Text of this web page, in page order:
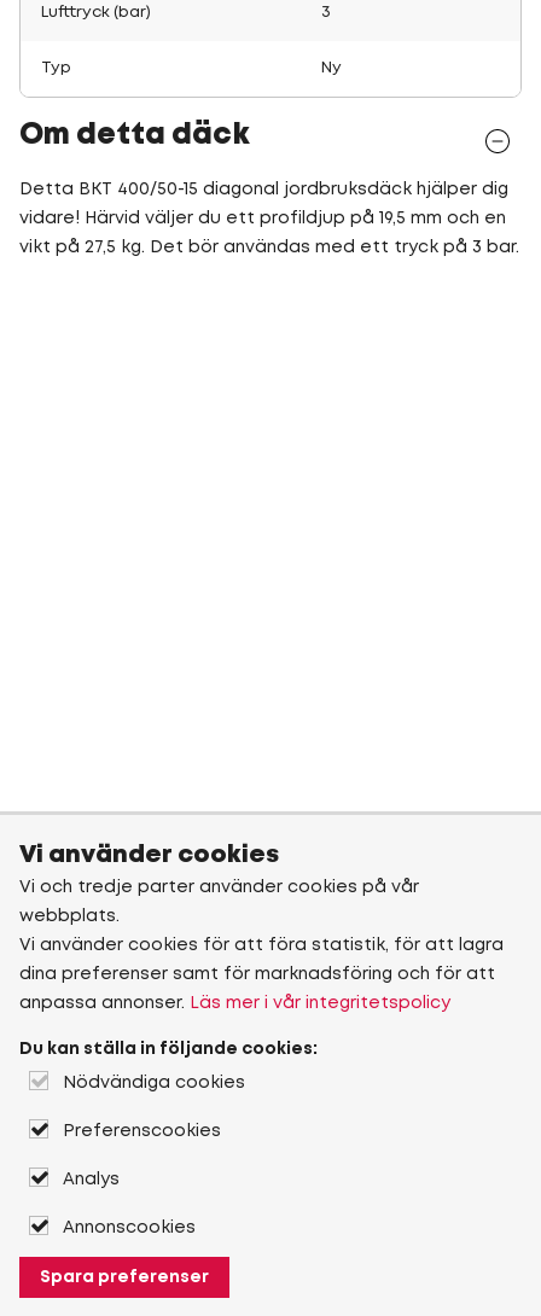
Lufttryck (bar) 3
Typ Ny
Om detta däck
Detta BKT 400/50-15 diagonal jordbruksdäck hjälper dig
vidare! Härvid väljer du ett profildjup på 19,5 mm och en
vikt på 27,5 kg. Det bör användas med ett tryck på 3 bar.
Vi använder cookies
Vi och tredje parter använder cookies på vår
webbplats.
Vi använder cookies för att föra statistik, för att lagra
dina preferenser samt för marknadsföring och för att
anpassa annonser.
Läs mer i vår integritetspolicy
Du kan ställa in följande cookies:
Nödvändiga cookies
Preferenscookies
Analys
Annonscookies
Spara preferenser